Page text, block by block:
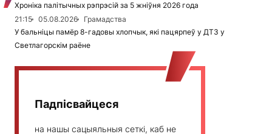
Хроніка палітычных рэпрэсій за 5 жніўня 2026 года
21:15
05.08.2026
Грамадства
У бальніцы памёр 8-гадовы хлопчык, які пацярпеў у ДТЗ у
Светлагорскім раёне
Падпісвайцеся
на нашы сацыяльныя сеткі, каб не